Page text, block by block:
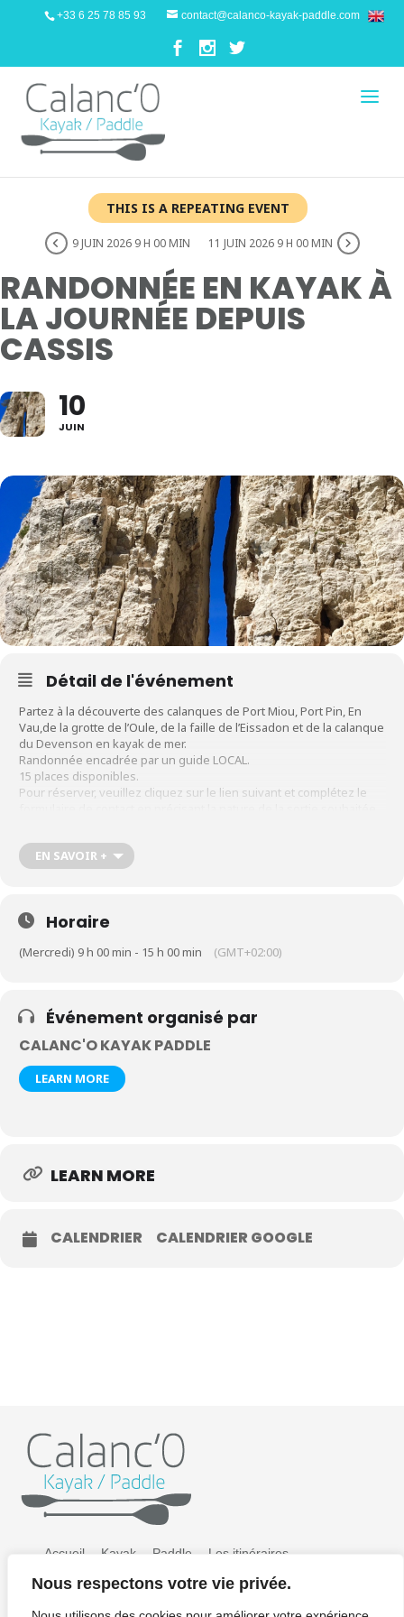
Nous respectons votre vie privée.
+33 6 25 78 85 93 contact@calanco-kayak-paddle.com
THIS IS A REPEATING EVENT
9 JUIN 2026 9 H 00 MIN 11 JUIN 2026 9 H 00 MIN
RANDONNÉE EN KAYAK À
LA JOURNÉE DEPUIS
CASSIS
10
JUIN
Détail de l'événement
Partez à la découverte des calanques de Port Miou, Port Pin, En
Vau,de la grotte de l’Oule, de la faille de l’Eissadon et de la calanque
du Devenson en kayak de mer.
Randonnée encadrée par un guide LOCAL.
15 places disponibles.
Pour réserver, veuillez cliquez sur le lien suivant et complétez le
paddle.com/contact-kayak-paddle-cassis-calanques
EN SAVOIR +
Horaire
(Mercredi) 9 h 00 min - 15 h 00 min (GMT+02:00)
Événement organisé par
CALANC'O KAYAK PADDLE
LEARN MORE
LEARN MORE
CALENDRIER CALENDRIER GOOGLE
Accueil Kayak Paddle Les itinéraires
Préparer sa sortie Tarifs Galerie photos